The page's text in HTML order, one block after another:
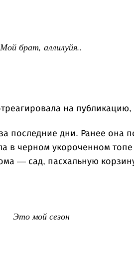
Мой брат, аллилуйя..
на публикацию,
последние дни. Ранее она
в черном укороченном
— сад, пасхальную
Это мой сезон